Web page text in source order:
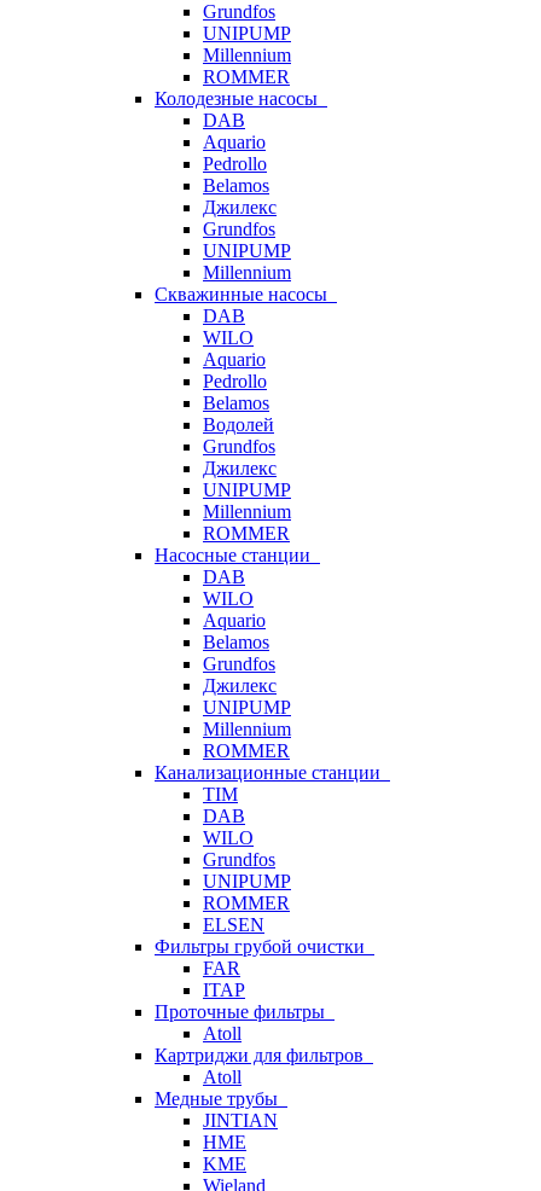
Grundfos
UNIPUMP
Millennium
ROMMER
Колодезные насосы
DAB
Aquario
Pedrollo
Belamos
Джилекс
Grundfos
UNIPUMP
Millennium
Скважинные насосы
DAB
WILO
Aquario
Pedrollo
Belamos
Водолей
Grundfos
Джилекс
UNIPUMP
Millennium
ROMMER
Насосные станции
DAB
WILO
Aquario
Belamos
Grundfos
Джилекс
UNIPUMP
Millennium
ROMMER
Канализационные станции
TIM
DAB
WILO
Grundfos
UNIPUMP
ROMMER
ELSEN
Фильтры грубой очистки
FAR
ITAP
Проточные фильтры
Atoll
Картриджи для фильтров
Atoll
Медные трубы
JINTIAN
HME
KME
Wieland